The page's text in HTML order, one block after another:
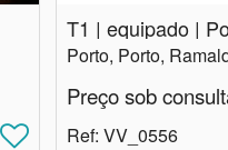
T1 | equipado |
Porto, Porto,
Preço sob
Ref: VV_0556